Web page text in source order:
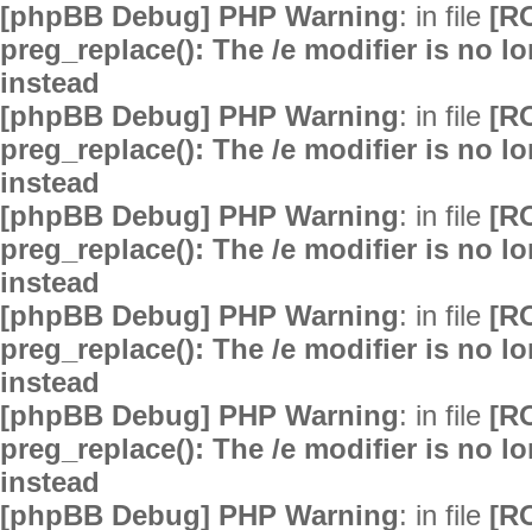
[phpBB Debug] PHP Warning: in file
preg_replace(): The /e modifier is no
instead
[phpBB Debug] PHP Warning: in file
preg_replace(): The /e modifier is no
instead
[phpBB Debug] PHP Warning: in file
preg_replace(): The /e modifier is no
instead
[phpBB Debug] PHP Warning: in file
preg_replace(): The /e modifier is no
instead
[phpBB Debug] PHP Warning: in file
preg_replace(): The /e modifier is no
instead
[phpBB Debug] PHP Warning: in file